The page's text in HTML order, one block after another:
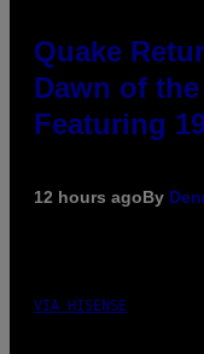
Quake
Dawn of
Featuring
12 hours agoBy
VIA HISENSE